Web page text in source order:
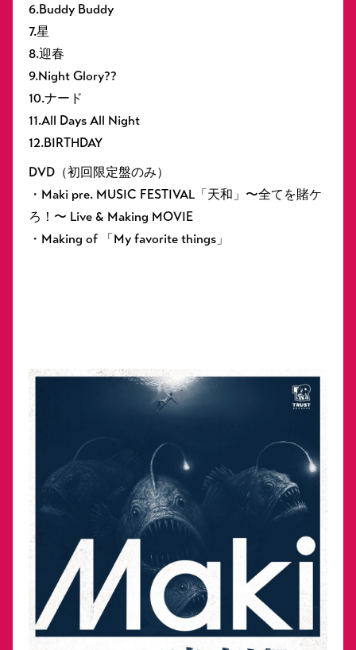
6.Buddy Buddy
7.星
8.迎春
9.Night Glory??
10.ナード
11.All Days All Night
12.BIRTHDAY
DVD（初回限定盤のみ）
・Maki pre. MUSIC FESTIVAL「天和」〜全てを賭ケ
ろ！〜 Live & Making MOVIE
・Making of 「My favorite things」